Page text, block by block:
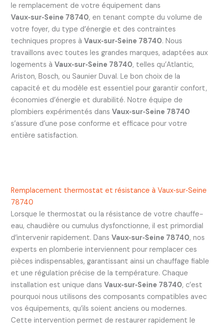
le remplacement de votre équipement dans
Vaux‑sur‑Seine 78740, en tenant compte du volume de
votre foyer, du type d’énergie et des contraintes
techniques propres à Vaux‑sur‑Seine 78740. Nous
travaillons avec toutes les grandes marques, adaptées aux
logements à Vaux‑sur‑Seine 78740, telles qu’Atlantic,
Ariston, Bosch, ou Saunier Duval. Le bon choix de la
capacité et du modèle est essentiel pour garantir confort,
économies d’énergie et durabilité. Notre équipe de
plombiers expérimentés dans Vaux‑sur‑Seine 78740
s’assure d’une pose conforme et efficace pour votre
entière satisfaction.
Remplacement thermostat et résistance à Vaux‑sur‑Seine
78740
Lorsque le thermostat ou la résistance de votre chauffe-
eau, chaudière ou cumulus dysfonctionne, il est primordial
d’intervenir rapidement. Dans Vaux‑sur‑Seine 78740, nos
experts en plomberie interviennent pour remplacer ces
pièces indispensables, garantissant ainsi un chauffage fiable
et une régulation précise de la température. Chaque
installation est unique dans Vaux‑sur‑Seine 78740, c’est
pourquoi nous utilisons des composants compatibles avec
vos équipements, qu’ils soient anciens ou modernes.
Cette intervention permet de restaurer rapidement le